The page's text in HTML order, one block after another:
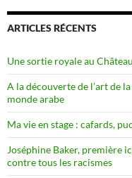
ARTICLES RÉCENTS
Une sortie royale au
A la découverte de l’art de
monde arabe
Ma vie en stage : cafards,
Joséphine Baker, première
contre tous les racismes